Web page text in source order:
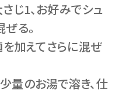
じ1、お好みでシュ
る。
加えてさらに混ぜ
のお湯で溶き、仕